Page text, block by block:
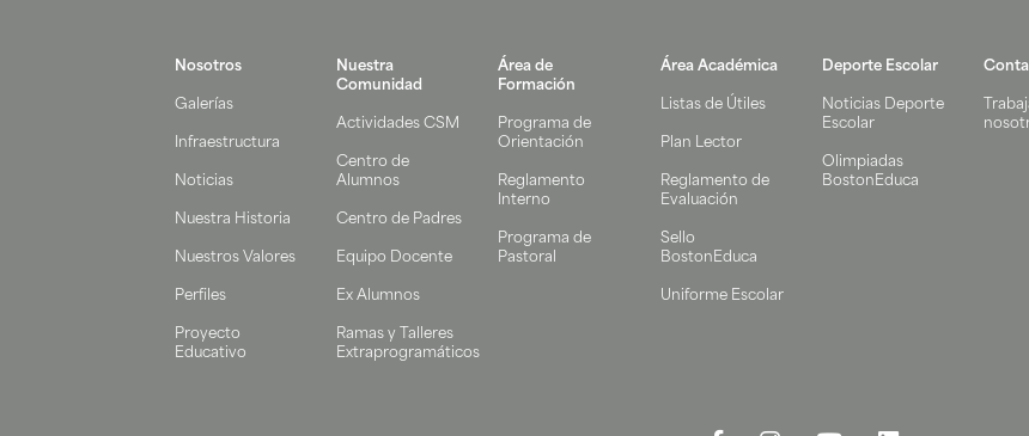
Nosotros
Galerías
Infraestructura
Noticias
Nuestra Historia
Nuestros Valores
Perfiles
Proyecto
Educativo
Nuestra
Comunidad
Actividades CSM
Centro de
Alumnos
Centro de Padres
Equipo Docente
Ex Alumnos
Ramas y Talleres
Extraprogramáticos
Área de
Formación
Programa de
Orientación
Reglamento
Interno
Programa de
Pastoral
Área Académica
Listas de Útiles
Plan Lector
Reglamento de
Evaluación
Sello
BostonEduca
Uniforme Escolar
Deporte Escolar
Noticias Deporte
Escolar
Olimpiadas
BostonEduca